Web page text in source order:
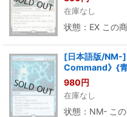
在庫なし
状態：EX この
[日本語版/NM-
Command》{
980円
在庫なし
状態：NM- この